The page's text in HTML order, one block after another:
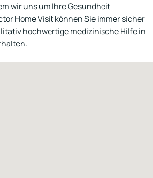
wir uns um Ihre Gesundheit
Home Visit können Sie immer sicher
hochwertige medizinische Hilfe in